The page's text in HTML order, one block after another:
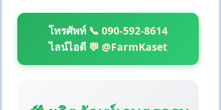
โทรศัพท์ 📞 090-592-8614
ไลน์ไอดี 💬 @FarmKaset